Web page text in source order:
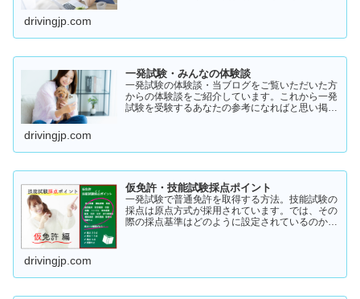
drivingjp.com
一発試験・みんなの体験談
一発試験の体験談・当ブログをご覧いただいた方
からの体験談をご紹介しています。これから一発
試験を受験するあなたの参考になればと思い掲載
drivingjp.com
仮免許・技能試験採点ポイント
一発試験で普通免許を取得する方法。技能試験の
採点は原点方式が採用されています。では、その
際の採点基準はどのように設定されているのかご
drivingjp.com